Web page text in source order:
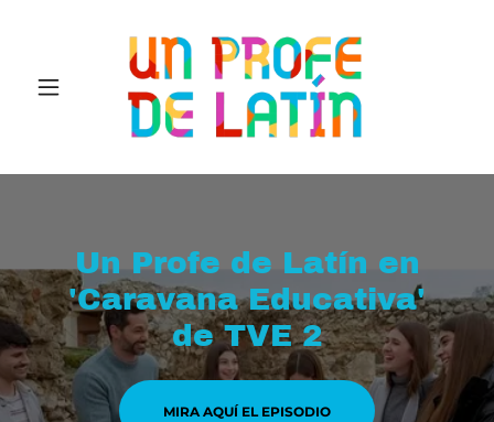
Un Profe de Latín en
'Caravana Educativa'
de TVE 2
MIRA AQUÍ EL EPISODIO